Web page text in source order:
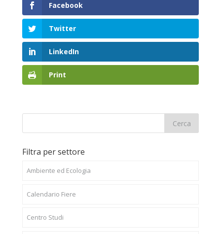
Facebook
Twitter
LinkedIn
Print
Filtra per settore
Ambiente ed Ecologia
Calendario Fiere
Centro Studi